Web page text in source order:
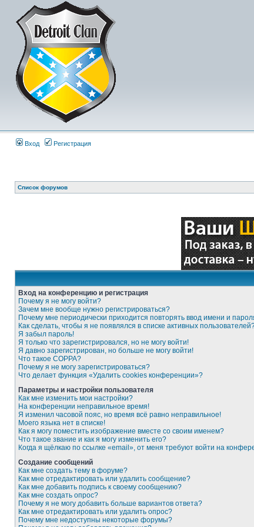
Вход Регистрация
Список форумов
Вход на конференцию и регистрация
Почему я не могу войти?
Зачем мне вообще нужно регистрироваться?
Почему мне периодически приходится повторять ввод имени и
Как сделать, чтобы я не появлялся в списке активных
Я забыл пароль!
Я только что зарегистрировался, но не могу войти!
Я давно зарегистрирован, но больше не могу войти!
Что такое COPPA?
Почему я не могу зарегистрироваться?
Что делает функция «Удалить cookies конференции»?
Параметры и настройки пользователя
Как мне изменить мои настройки?
На конференции неправильное время!
Я изменил часовой пояс, но время всё равно неправильное!
Моего языка нет в списке!
Как я могу поместить изображение вместе со своим именем?
Что такое звание и как я могу изменить его?
Когда я щёлкаю по ссылке «email», от меня требуют войти на
Создание сообщений
Как мне создать тему в форуме?
Как мне отредактировать или удалить сообщение?
Как мне добавить подпись к своему сообщению?
Как мне создать опрос?
Почему я не могу добавить больше вариантов ответа?
Как мне отредактировать или удалить опрос?
Почему мне недоступны некоторые форумы?